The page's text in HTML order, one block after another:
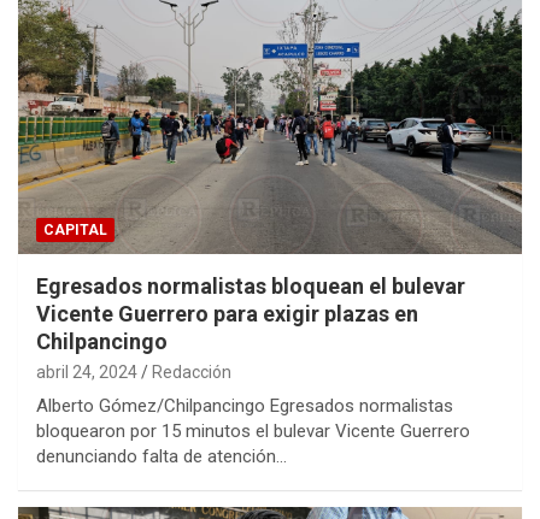
CAPITAL
Egresados normalistas bloquean el bulevar
Vicente Guerrero para exigir plazas en
Chilpancingo
abril 24, 2024 Redacción
Alberto Gómez/Chilpancingo Egresados normalistas
bloquearon por 15 minutos el bulevar Vicente Guerrero
denunciando falta de atención…